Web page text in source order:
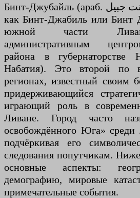
Бинт-Джубайль (араб. بنت جبيل‎, также известный
как Бинт-Джабиль или
южной части
административным
района в губернаторстве
Набатия). Это второй по
регионах, известный своим
придерживающийся
играющий роль в
Ливане. Город часто
освобождённого Юга» среди
подчёркивая его
следования попутчикам.
основные аспекты:
демографию, мировые
примечательные события.